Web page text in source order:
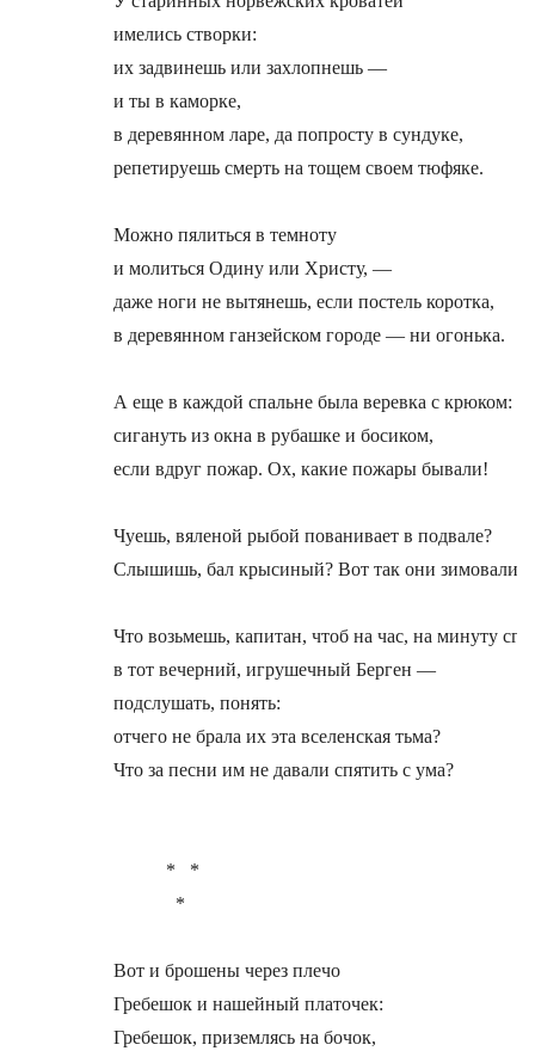
имелись створки:
их задвинешь или захлопнешь —
и ты в каморке,
в деревянном ларе, да попросту в сундуке,
репетируешь смерть на тощем своем тюфяке.
Можно пялиться в темноту
и молиться Одину или Христу, —
даже ноги не вытянешь, если постель коротка,
в деревянном ганзейском городе — ни огонька.
А еще в каждой спальне была веревка с крюком:
сигануть из окна в рубашке и босиком,
если вдруг пожар. Ох, какие пожары бывали!
Чуешь, вяленой рыбой пованивает в подвале?
Слышишь, бал крысиный? Вот так они зимовали.
Что возьмешь, капитан, чтоб на час, на минуту
в тот вечерний, игрушечный Берген —
подслушать, понять:
отчего не брала их эта вселенская тьма?
Что за песни им не давали спятить с ума?
           *   *
             *
Вот и брошены через плечо
Гребешок и нашейный платочек:
Гребешок, приземлясь на бочок,